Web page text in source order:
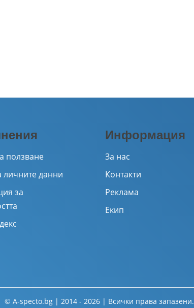
ползване
личните данни
за
Информация
За нас
Контакти
Реклама
Екип
© A-specto.bg | 2014 - 2026 | Всички права запазени.